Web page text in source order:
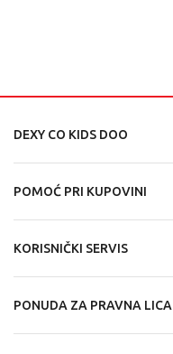
DEXY CO KIDS DOO
POMOĆ PRI KUPOVINI
KORISNIČKI SERVIS
PONUDA ZA PRAVNA LICA